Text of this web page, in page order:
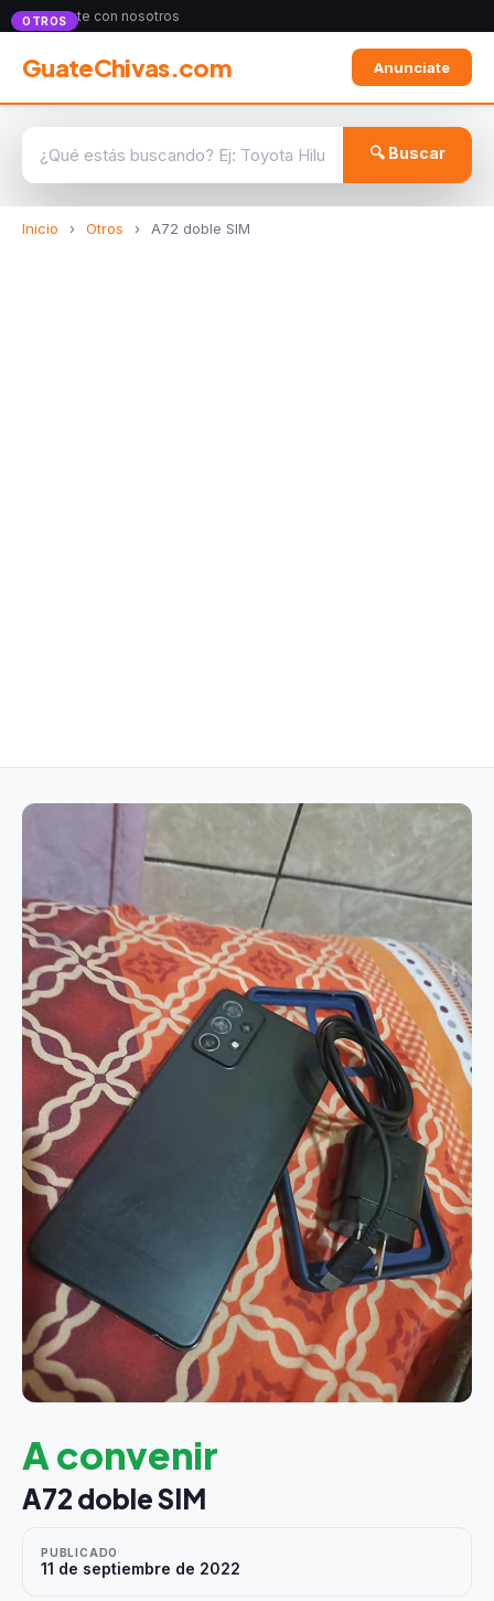
Anunciate con nosotros
GuateChivas.com Anunciate
🔍 Buscar
Inicio › Otros › A72 doble SIM
OTROS
A convenir
A72 doble SIM
PUBLICADO
11 de septiembre de 2022